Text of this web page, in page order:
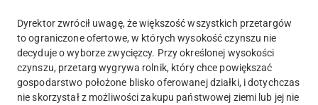
Dyrektor zwrócił uwagę, że większość wszystkich przetargów
to ograniczone ofertowe, w których wysokość czynszu nie
decyduje o wyborze zwycięzcy. Przy określonej wysokości
czynszu, przetarg wygrywa rolnik, który chce powiększać
gospodarstwo położone blisko oferowanej działki, i dotychczas
nie skorzystał z możliwości zakupu państwowej ziemi lub jej nie